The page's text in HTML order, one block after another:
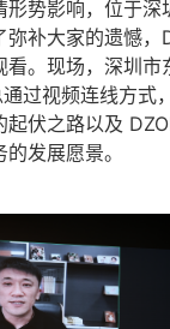
形势影响，位于深
弥补大家的遗憾
看。现场，深圳市
过视频连线方式
伏之路以及
发展愿景。